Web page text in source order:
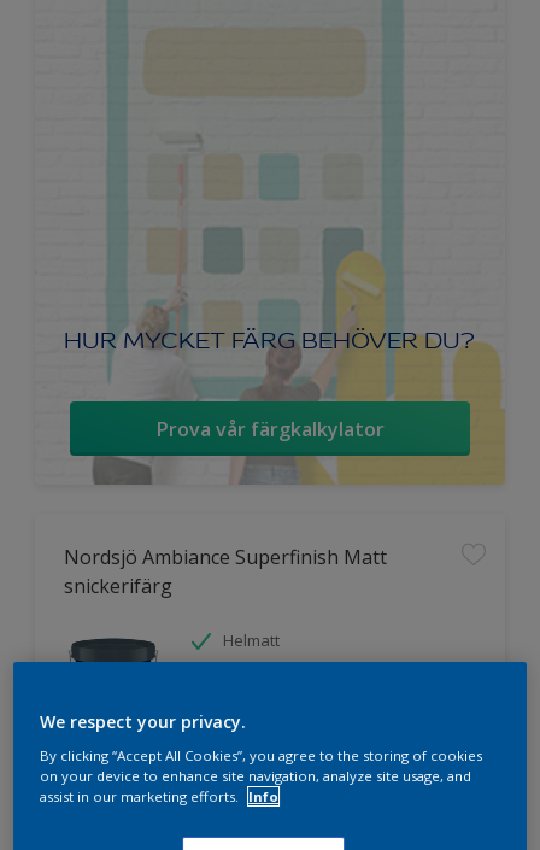
HUR MYCKET FÄRG BEHÖVER DU?
Prova vår färgkalkylator
Nordsjö Ambiance Superfinish Matt
snickerifärg
Helmatt
We respect your privacy.
By clicking “Accept All Cookies”, you agree to the storing of cookies
on your device to enhance site navigation, analyze site usage, and
assist in our marketing efforts.
Info